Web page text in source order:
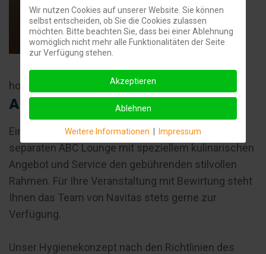
hochwertige und stilvolle Ausstattung
ABCLounge
Ein besonders exklusiver Anlass findet in unserer
separaten ABC Lounge mit speziellem kulinarischen
Angebot und Service den gebührenden stilvollen
Rahmen. Für Ihre Veranstaltung mit Bewirtung steht
Ihnen das Team von Navitas stets gerne zur
Verfügung.
Unser Hygienekonzept nach den Richtlinien des
Wir nutzen Cookies auf unserer Website. Sie können
selbst entscheiden, ob Sie die Cookies zulassen
möchten. Bitte beachten Sie, dass bei einer Ablehnung
womöglich nicht mehr alle Funktionalitäten der Seite
zur Verfügung stehen.
Akzeptieren
Ablehnen
Weitere Informationen Impressum